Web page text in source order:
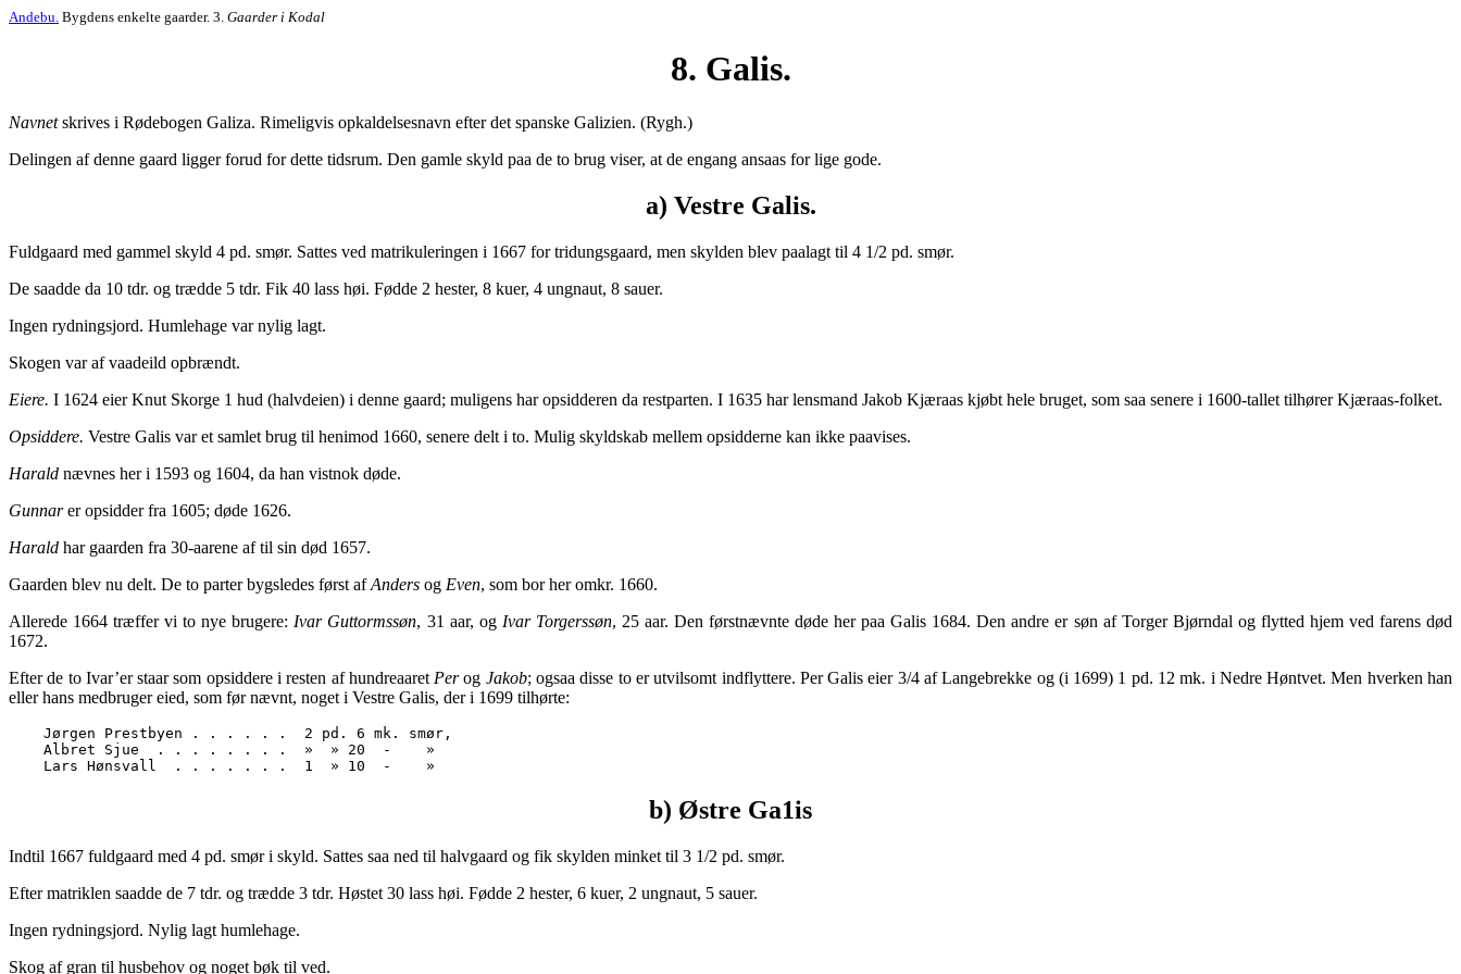
Andebu. Bygdens enkelte gaarder. 3. Gaarder i Kodal
8. Galis.
Navnetskrives i Rødebogen Galiza. Rimeligvis opkaldelsesnavn efter det spanske Galizien. (Rygh.)
Delingen af denne gaard ligger forud for dette tidsrum. Den gamle skyld paa de to brug viser, at de engang ansaas for lige gode.
a) Vestre Galis.
Fuldgaard med gammel skyld 4 pd. smør. Sattes ved matrikuleringen i 1667 for tridungsgaard, men skylden blev paalagt til 4 1/2 pd. smør.
De saadde da 10 tdr. og trædde 5 tdr. Fik 40 lass høi. Fødde 2 hester, 8 kuer, 4 ungnaut, 8 sauer.
Ingen rydningsjord. Humlehage var nylig lagt.
Skogen var af vaadeild opbrændt.
Eiere. I 1624 eier Knut Skorge 1 hud (halvdeien) i denne gaard; muligens har opsidderen da restparten. I 1635 har lensmand Jakob Kjæraas kjøbt hele bruget, som saa senere i 1600-tallet tilhører Kjæraas-folket.
Opsiddere. Vestre Galis var et samlet brug til henimod 1660, senere delt i to. Mulig skyldskab mellem opsidderne kan ikke paavises.
Harald nævnes her i 1593 og 1604, da han vistnok døde.
Gunnarer opsidder fra 1605; døde 1626.
Harald har gaarden fra 30-aarene af til sin død 1657.
Gaarden blev nu delt. De to parter bygsledes først afAnders og Even, som bor her omkr. 1660.
Allerede 1664 træffer vi to nye brugere: Ivar Guttormssøn, 31 aar, og Ivar Torgerssøn, 25 aar. Den førstnævnte døde her paa Galis 1684. Den andre er søn af Torger Bjørndal og flytted hjem ved farens død
1672.
Efter de to Ivar’er staar som opsiddere i resten af hundreaaret Perog Jakob; ogsaa disse to er utvilsomt indflyttere. Per Galis eier 3/4 af Langebrekke og (i 1699) 1 pd. 12 mk. i Nedre Høntvet. Men hverken han
eller hans medbruger eied, som før nævnt, noget i Vestre Galis, der i 1699 tilhørte:
    Jørgen Prestbyen . . . . . .  2 pd. 6 mk. smør,
    Albret Sjue  . . . . . . . .  »  » 20  -    »
b) Østre Ga1is
Indtil 1667 fuldgaard med 4 pd. smør i skyld. Sattes saa ned til halvgaard og fik skylden minket til 3 1/2 pd. smør.
Efter matriklen saadde de 7 tdr. og trædde 3 tdr. Høstet 30 lass høi. Fødde 2 hester, 6 kuer, 2 ungnaut, 5 sauer.
Ingen rydningsjord. Nylig lagt humlehage.
Skog af gran til husbehov og noget bøk til ved.